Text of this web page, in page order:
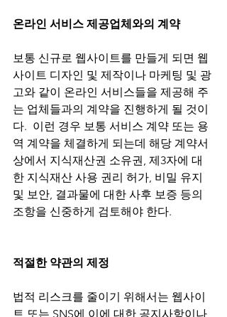
온라인 서비스 제공업체와의 계약
보통 신규로 웹사이트를 만들게 되면 웹
사이트 디자인 및 제작이나 마케팅 및 광
고와 같이 온라인 서비스들을 제공해 주
는 업체들과의 계약을 진행하게 될 것이
다.  이런 경우 보통 서비스 계약 또는 용
역 계약을 체결하게 되는데 해당 계약서
상에서 지식재산권 소유권, 제3자에 대
한 지식재산 사용 권리 허가, 비밀 유지
및 보안, 결과물에 대한 사후 보증 등의
조항을 신중하게 검토해야 한다.
적절한 약관의 제정
법적 리스크를 줄이기 위해서는 웹사이
트 또는 SNS에 이에 대한 공지사항이나